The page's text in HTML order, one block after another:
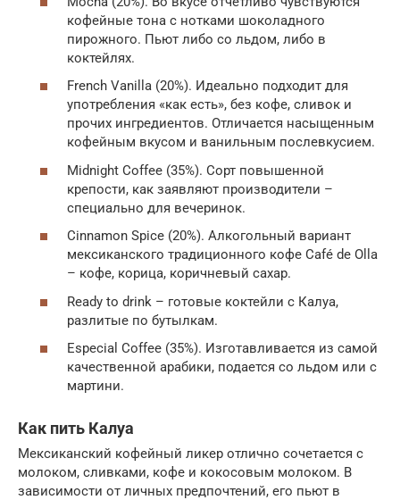
кофейные тона с нотками шоколадного
пирожного. Пьют либо со льдом, либо в
коктейлях.
French Vanilla (20%). Идеально подходит для
употребления «как есть», без кофе, сливок и
прочих ингредиентов. Отличается насыщенным
кофейным вкусом и ванильным послевкусием.
Midnight Coffee (35%). Сорт повышенной
крепости, как заявляют производители –
специально для вечеринок.
Cinnamon Spice (20%). Алкогольный вариант
мексиканского традиционного кофе Café de Olla
– кофе, корица, коричневый сахар.
Ready to drink – готовые коктейли с Калуа,
разлитые по бутылкам.
Especial Coffee (35%). Изготавливается из самой
качественной арабики, подается со льдом или с
мартини.
Как пить Калуа
Мексиканский кофейный ликер отлично сочетается с
молоком, сливками, кофе и кокосовым молоком. В
зависимости от личных предпочтений, его пьют в